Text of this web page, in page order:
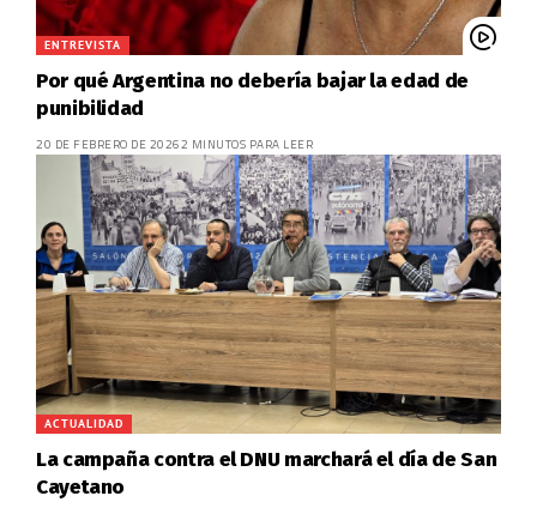
ENTREVISTA
Por qué Argentina no debería bajar la edad de
punibilidad
20 DE FEBRERO DE 20262 MINUTOS PARA LEER
ACTUALIDAD
La campaña contra el DNU marchará el día de San
Cayetano